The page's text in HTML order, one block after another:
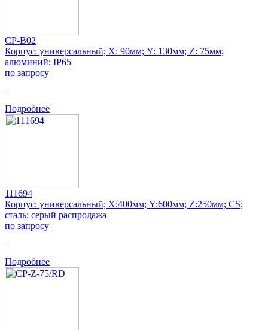
CP-B02
Корпус: универсальный; Х: 90мм; Y: 130мм; Z: 75мм;
алюминий; IP65
по запросу
Подробнее
111694
Корпус: универсальный; Х:400мм; Y:600мм; Z:250мм; CS;
сталь; серый распродажа
по запросу
Подробнее